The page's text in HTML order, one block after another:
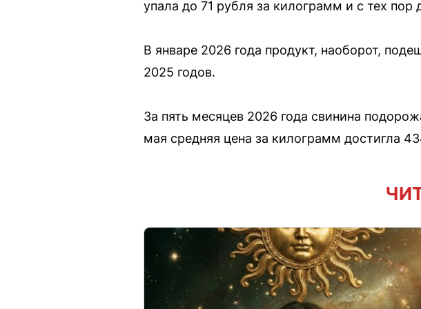
упала до 71 рубля за килограмм и с тех
В январе 2026 года продукт, наоборот,
2025 годов.
За пять месяцев 2026 года свинина
мая средняя цена за килограмм достигла